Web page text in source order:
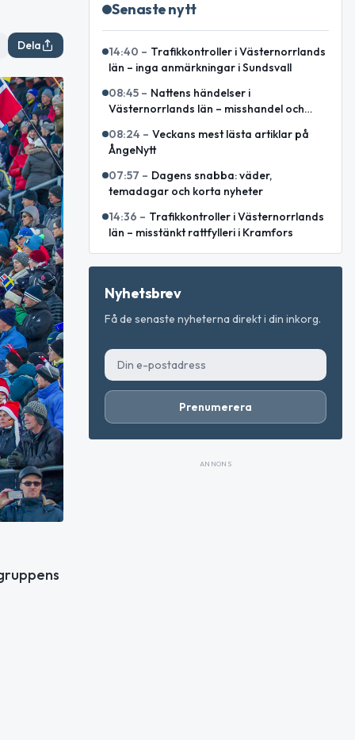
Dela
Senaste nytt
14:40 – Trafikkontroller i Västernorrlands
län – inga anmärkningar i Sundsvall
08:45 – Nattens händelser i
Västernorrlands län – misshandel och
08:24 – Veckans mest lästa artiklar på
ÅngeNytt
07:57 – Dagens snabba: väder,
temadagar och korta nyheter
14:36 – Trafikkontroller i Västernorrlands
län – misstänkt rattfylleri i Kramfors
Nyhetsbrev
Få de senaste nyheterna direkt i din inkorg.
Prenumerera
ANNONS